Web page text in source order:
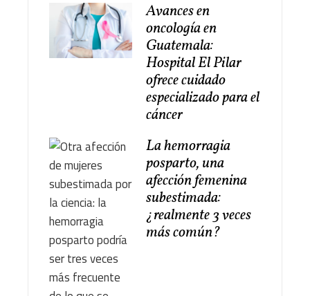
Avances en
oncología en
Guatemala:
Hospital El Pilar
ofrece cuidado
especializado para el
cáncer
La hemorragia
posparto, una
afección femenina
subestimada:
¿realmente 3 veces
más común?